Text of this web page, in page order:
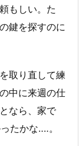
もしい。た
鍵を探すのに
取り直して練
中に来週の仕
なら、家で
たかな‥‥。